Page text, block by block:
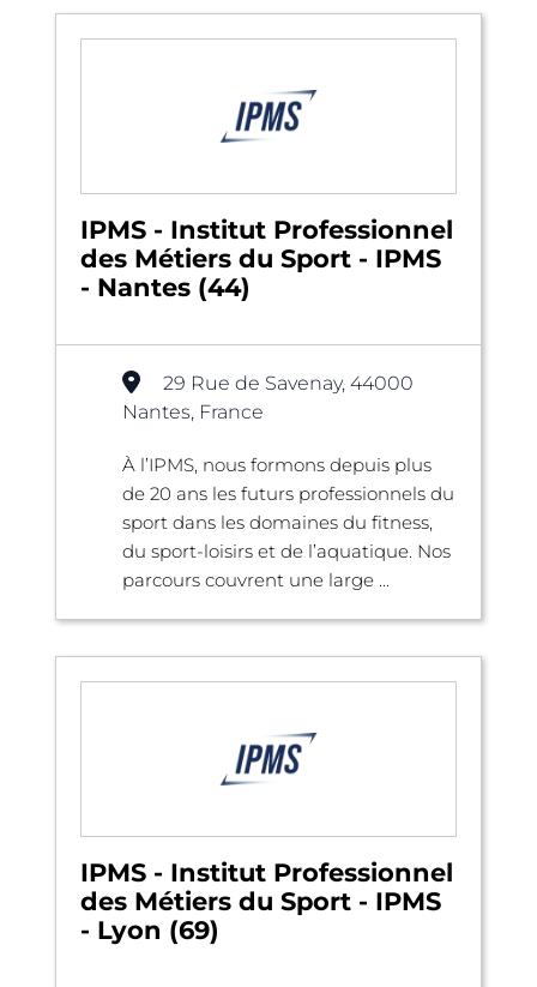
IPMS - Institut Professionnel
des Métiers du Sport - IPMS
- Nantes (44)
29 Rue de Savenay, 44000
Nantes, France
À l’IPMS, nous formons depuis plus
de 20 ans les futurs professionnels du
sport dans les domaines du fitness,
du sport-loisirs et de l’aquatique. Nos
parcours couvrent une large ...
IPMS - Institut Professionnel
des Métiers du Sport - IPMS
- Lyon (69)